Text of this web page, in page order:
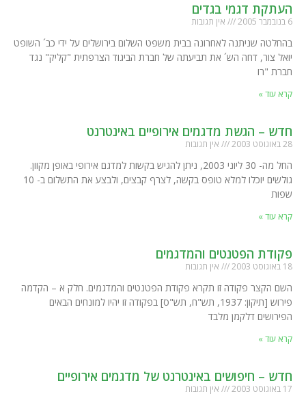
העתקת דגמי בגדים
6 בנובמבר 2005 אין תגובות
בהחלטה שניתנה לאחרונה בבית משפט השלום בירושלים על ידי כב´ השופט
יואל צור, דחה הש´ את תביעתה של חברת הביגוד הצרפתית "קליק" נגד
חברת "רו
קרא עוד »
חדש – הגשת מדגמים אירופיים באינטרנט
28 באוגוסט 2003 אין תגובות
החל מה- 30 ליוני 2003, ניתן להגיש בקשות למדגם אירופי באופן מקוון.
גולשים יוכלו למלא טופס בקשה, לצרף קבצים, ולבצע את התשלום ב- 10
שפות
קרא עוד »
פקודת הפטנטים והמדגמים
18 באוגוסט 2003 אין תגובות
השם הקצר פקודה זו תקרא פקודת הפטנטים והמדגמים. חלק א – הקדמה
פירוש [תיקון: 1937, תש"ח, תש"ס] בפקודה זו יהיו למונחים הבאים
הפירושים דלקמן מלבד
קרא עוד »
חדש – חיפושים באינטרנט של מדגמים אירופיים
17 באוגוסט 2003 אין תגובות